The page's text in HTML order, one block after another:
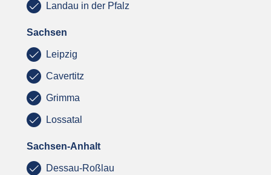
Landau in der Pfalz
Sachsen
Leipzig
Cavertitz
Grimma
Lossatal
Sachsen-Anhalt
Dessau-Roßlau